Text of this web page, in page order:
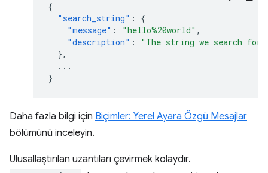
{
"search_string" :
{
"message" : "hello%20world" ,
"description" :
"The string we search for.
},
...
}
Daha fazla bilgi için Biçimler: Yerel Ayara Özgü Mesajlar
bölümünü inceleyin.
Ulusallaştırılan uzantıları çevirmek kolaydır.